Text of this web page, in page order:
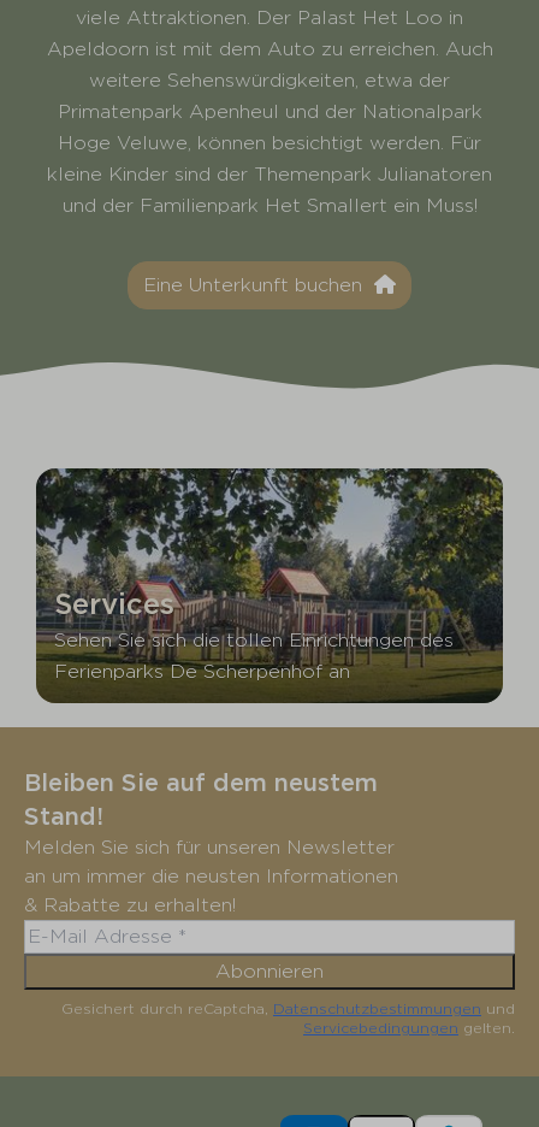
viele Attraktionen. Der Palast Het Loo in
Apeldoorn ist mit dem Auto zu erreichen. Auch
weitere Sehenswürdigkeiten, etwa der
Primatenpark Apenheul und der Nationalpark
Hoge Veluwe, können besichtigt werden. Für
kleine Kinder sind der Themenpark Julianatoren
und der Familienpark Het Smallert ein Muss!
Eine Unterkunft buchen
Services
Sehen Sie sich die tollen Einrichtungen des
Ferienparks De Scherpenhof an
Bleiben Sie auf dem neustem
Stand!
Melden Sie sich für unseren Newsletter
an um immer die neusten Informationen
& Rabatte zu erhalten!
Abonnieren
Gesichert durch reCaptcha, Datenschutzbestimmungen und
Servicebedingungen gelten.